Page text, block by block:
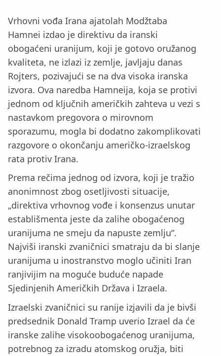
Vrhovni vođa Irana ajatolah Modžtaba
Hamnei izdao je direktivu da iranski
obogaćeni uranijum, koji je gotovo oružanog
kvaliteta, ne izlazi iz zemlje, javljaju danas
Rojters, pozivajući se na dva visoka iranska
izvora. Ova naredba Hamneija, koja se protivi
jednom od ključnih američkih zahteva u vezi s
nastavkom pregovora o mirovnom
sporazumu, mogla bi dodatno zakomplikovati
razgovore o okončanju američko-izraelskog
rata protiv Irana.
Prema rečima jednog od izvora, koji je tražio
anonimnost zbog osetljivosti situacije,
„direktiva vrhovnog vođe i konsenzus unutar
establišmenta jeste da zalihe obogaćenog
uranijuma ne smeju da napuste zemlju“.
Najviši iranski zvaničnici smatraju da bi slanje
uranijuma u inostranstvo moglo učiniti Iran
ranjivijim na moguće buduće napade
Sjedinjenih Američkih Država i Izraela.
Izraelski zvaničnici su ranije izjavili da je bivši
predsednik Donald Tramp uverio Izrael da će
iranske zalihe visokoobogaćenog uranijuma,
potrebnog za izradu atomskog oružja, biti